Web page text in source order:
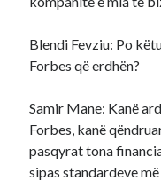
Blendi Fevziu: Po
Forbes që erdhën?
Samir Mane: Kanë
Forbes, kanë
pasqyrat tona
sipas standardeve